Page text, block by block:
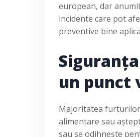
european, dar
incidente care pot
preventive bine
un punct
Majoritatea
alimentare sau
sau se odihnește